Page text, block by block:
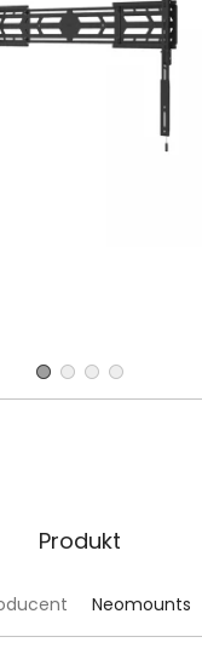
Produkt
Neomounts